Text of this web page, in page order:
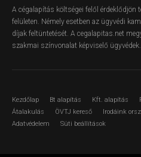
A cégalapítás költségei felől érdeklődjön
felületen. Némely esetben az ügyvédi
díjak feltüntetését. A cegalapitas.net
szakmai színvonalat képviselő ügyvédek.
Kezdőlap Bt alapítás Kft. alapítás
Átalakulás
ÖVTJ kereső Irodáink
Adatvédelem
Süti beállítások